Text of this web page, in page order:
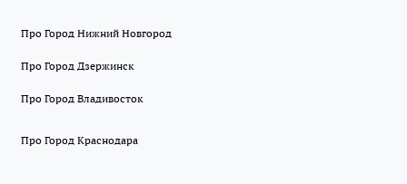
Про Город Нижний Новгород
Про Город Дзержинск
Про Город Владивосток
Про Город Краснодара